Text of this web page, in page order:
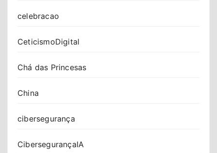
celebracao
CeticismoDigital
Chá das Princesas
China
cibersegurança
CibersegurançaIA